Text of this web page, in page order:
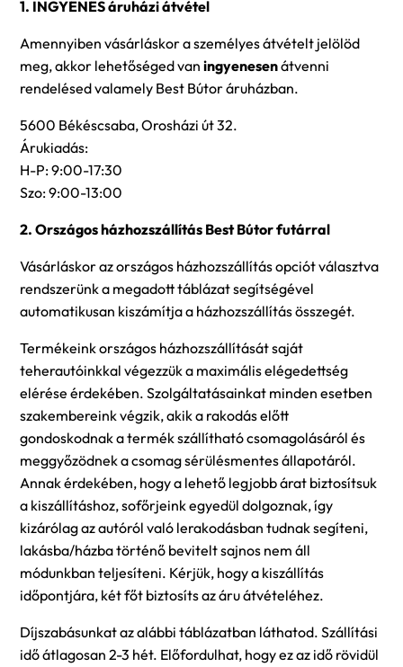
1. INGYENES áruházi átvétel
Amennyiben vásárláskor a személyes átvételt jelölöd
meg, akkor lehetőséged van ingyenesenátvenni
rendelésed valamely Best Bútor áruházban.
5600 Békéscsaba, Orosházi út 32.
Árukiadás:
H-P: 9:00-17:30
Szo: 9:00-13:00
2. Országos házhozszállítás Best Bútor futárral
Vásárláskor az országos házhozszállítás opciót választva
rendszerünk a megadott táblázat segítségével
automatikusan kiszámítja a házhozszállítás összegét.
Termékeink országos házhozszállítását saját
teherautóinkkal végezzük a maximális elégedettség
elérése érdekében. Szolgáltatásainkat minden esetben
szakembereink végzik, akik a rakodás előtt
gondoskodnak a termék szállítható csomagolásáról és
meggyőzödnek a csomag sérülésmentes állapotáról.
Annak érdekében, hogy a lehető legjobb árat biztosítsuk
a kiszállításhoz, sofőrjeink egyedül dolgoznak, így
kizárólag az autóról való lerakodásban tudnak segíteni,
lakásba/házba történő bevitelt sajnos nem áll
módunkban teljesíteni. Kérjük, hogy a kiszállítás
időpontjára, két főt biztosíts az áru átvételéhez.
Díjszabásunkat az alábbi táblázatban láthatod. Szállítási
idő átlagosan 2-3 hét. Előfordulhat, hogy ez az idő rövidül